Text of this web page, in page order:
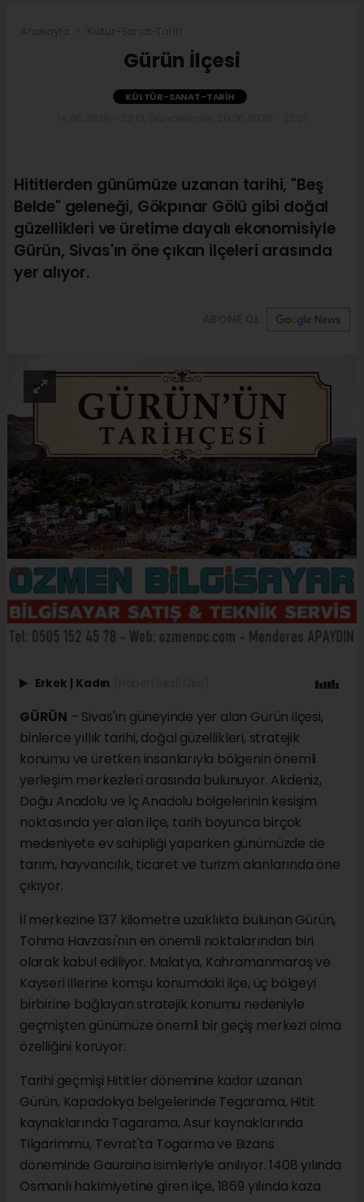
Gürün İlçesi
KÜLTÜR-SANAT-TARIH
Hititlerden günümüze uzanan tarihi, "Beş
Belde" geleneği, Gökpınar Gölü gibi doğal
güzellikleri ve üretime dayalı ekonomisiyle
Gürün, Sivas'ın öne çıkan ilçeleri arasında
yer alıyor.
Erkek Kadın
GÜRÜN – Sivas'ın güneyinde yer alan Gürün ilçesi,
binlerce yıllık tarihi, doğal güzellikleri, stratejik
konumu ve üretken insanlarıyla bölgenin önemli
yerleşim merkezleri arasında bulunuyor. Akdeniz,
Doğu Anadolu ve İç Anadolu bölgelerinin kesişim
noktasında yer alan ilçe, tarih boyunca birçok
medeniyete ev sahipliği yaparken günümüzde de
tarım, hayvancılık, ticaret ve turizm alanlarında öne
çıkıyor.
İl merkezine 137 kilometre uzaklıkta bulunan Gürün,
Tohma Havzası'nın en önemli noktalarından biri
olarak kabul ediliyor. Malatya, Kahramanmaraş ve
Kayseri illerine komşu konumdaki ilçe, üç bölgeyi
birbirine bağlayan stratejik konumu nedeniyle
geçmişten günümüze önemli bir geçiş merkezi olma
özelliğini koruyor.
Tarihi geçmişi Hititler dönemine kadar uzanan
Gürün, Kapadokya belgelerinde Tegarama, Hitit
kaynaklarında Tagarama, Asur kaynaklarında
Tilgarimmu, Tevrat'ta Togarma ve Bizans
döneminde Gauraina isimleriyle anılıyor. 1408 yılında
Osmanlı hakimiyetine giren ilçe, 1869 yılında kaza